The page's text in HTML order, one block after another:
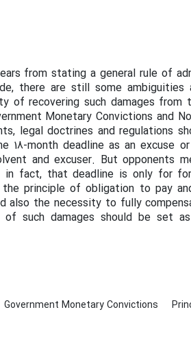
from stating a general rule of
there are still some
of recovering such damages
Monetary Convictions and
legal doctrines and
18-month deadline as an excuse
and excuser. But opponents
in fact, that deadline is only for
the principle of obligation to pay
also the necessity to fully
such damages should be set
Government Monetary Convictions